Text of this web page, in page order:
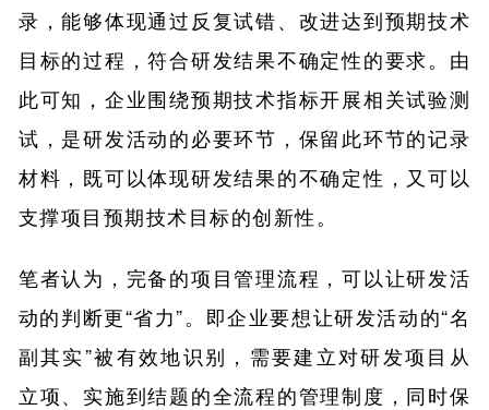
录，能够体现通过反复试错、改进达到预期技术
目标的过程，符合研发结果不确定性的要求。由
此可知，企业围绕预期技术指标开展相关试验测
试，是研发活动的必要环节，保留此环节的记录
材料，既可以体现研发结果的不确定性，又可以
支撑项目预期技术目标的创新性。
笔者认为，完备的项目管理流程，可以让研发活
动的判断更“省力”。即企业要想让研发活动的“名
副其实”被有效地识别，需要建立对研发项目从
立项、实施到结题的全流程的管理制度，同时保